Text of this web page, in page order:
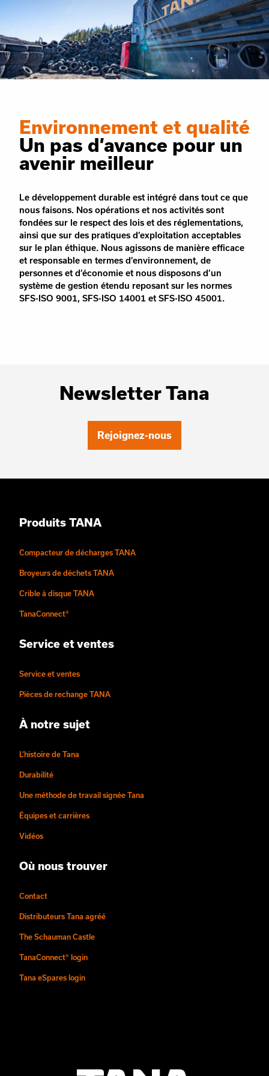
Environnement et qualité
Un pas d’avance pour un
avenir meilleur
Le développement durable est intégré dans tout ce que
nous faisons. Nos opérations et nos activités sont
fondées sur le respect des lois et des réglementations,
ainsi que sur des pratiques d’exploitation acceptables
sur le plan éthique. Nous agissons de manière efficace
et responsable en termes d’environnement, de
personnes et d’économie et nous disposons d’un
système de gestion étendu reposant sur les normes
SFS-ISO 9001, SFS-ISO 14001 et SFS-ISO 45001.
Newsletter Tana
Rejoignez-nous
Produits TANA
Compacteur de décharges TANA
Broyeurs de déchets TANA
Crible à disque TANA
TanaConnect®
Service et ventes
Service et ventes
Pièces de rechange TANA
À notre sujet
L’histoire de Tana
Durabilité
Une méthode de travail signée Tana
Équipes et carrières
Vidéos
Où nous trouver
Contact
Distributeurs Tana agréé
The Schauman Castle
TanaConnect® login
Tana eSpares login